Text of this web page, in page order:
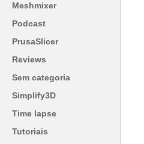
Meshmixer
Podcast
PrusaSlicer
Reviews
Sem categoria
Simplify3D
Time lapse
Tutoriais